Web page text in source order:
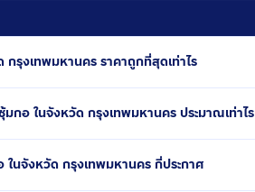
รุงเทพมหานคร ราคาถูกที่สุดเท่าไร
กอ ในจังหวัด กรุงเทพมหานคร ประมาณเท่าไร
นจังหวัด กรุงเทพมหานคร กี่ประกาศ